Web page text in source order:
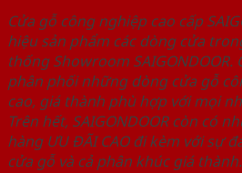
Cửa gỗ công nghiệp cao cấp
hiệu sản phẩm các dòng cửa
thống Showroom SAIGONDOOR.
phân phối những dòng cửa gỗ
cao, giá thành phù hợp với mọi
Trên hết, SAIGONDOOR còn có
hàng ƯU ĐÃI CAO đi kèm với sự
cửa gỗ và cả phân khúc giá thành.